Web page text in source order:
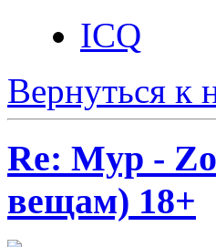
ICQ
Вернуться к
Re: Myp -
вещам) 18+